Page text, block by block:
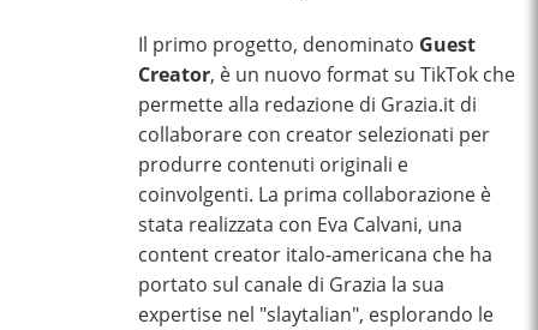
Il primo progetto, denominato Guest
Creator, è un nuovo format su TikTok che
permette alla redazione di Grazia.it di
collaborare con creator selezionati per
produrre contenuti originali e
coinvolgenti. La prima collaborazione è
stata realizzata con Eva Calvani, una
content creator italo-americana che ha
portato sul canale di Grazia la sua
expertise nel "slaytalian", esplorando le